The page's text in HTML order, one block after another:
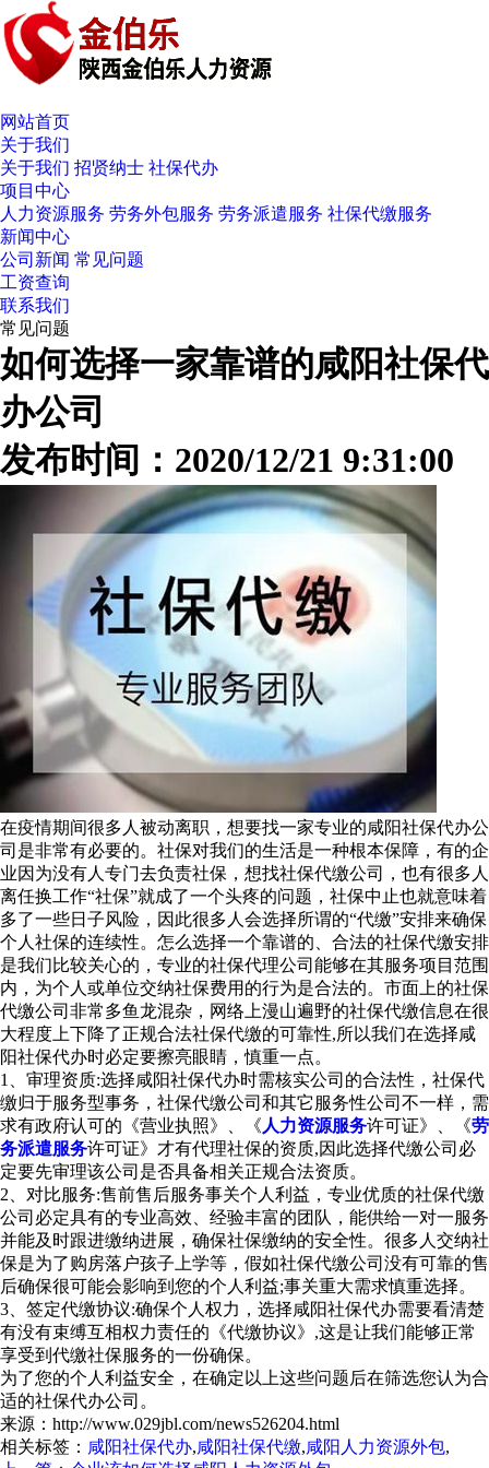
网站首页
关于我们
关于我们 招贤纳士 社保代办
项目中心
人力资源服务 劳务外包服务 劳务派遣服务 社保代缴服务
新闻中心
公司新闻 常见问题
工资查询
联系我们
常见问题
如何选择一家靠谱的咸阳社保代
办公司
发布时间：2020/12/21 9:31:00
在疫情期间很多人被动离职，想要找一家专业的咸阳社保代办公
司是非常有必要的。社保对我们的生活是一种根本保障，有的企
业因为没有人专门去负责社保，想找社保代缴公司，也有很多人
离任换工作“社保”就成了一个头疼的问题，社保中止也就意味着
多了一些日子风险，因此很多人会选择所谓的“代缴”安排来确保
个人社保的连续性。怎么选择一个靠谱的、合法的社保代缴安排
是我们比较关心的，专业的社保代理公司能够在其服务项目范围
内，为个人或单位交纳社保费用的行为是合法的。市面上的社保
代缴公司非常多鱼龙混杂，网络上漫山遍野的社保代缴信息在很
大程度上下降了正规合法社保代缴的可靠性,所以我们在选择咸
阳社保代办时必定要擦亮眼睛，慎重一点。
1、审理资质:选择咸阳社保代办时需核实公司的合法性，社保代
缴归于服务型事务，社保代缴公司和其它服务性公司不一样，需
求有政府认可的《营业执照》、《 人力资源服务许可证》、《劳
务派遣服务许可证》才有代理社保的资质,因此选择代缴公司必
定要先审理该公司是否具备相关正规合法资质。
2、对比服务:售前售后服务事关个人利益，专业优质的社保代缴
公司必定具有的专业高效、经验丰富的团队，能供给一对一服务
并能及时跟进缴纳进展，确保社保缴纳的安全性。很多人交纳社
保是为了购房落户孩子上学等，假如社保代缴公司没有可靠的售
后确保很可能会影响到您的个人利益;事关重大需求慎重选择。
3、签定代缴协议:确保个人权力，选择咸阳社保代办需要看清楚
有没有束缚互相权力责任的《代缴协议》,这是让我们能够正常
享受到代缴社保服务的一份确保。
为了您的个人利益安全，在确定以上这些问题后在筛选您认为合
适的社保代办公司。
来源：http://www.029jbl.com/news526204.html
相关标签： 咸阳社保代办,咸阳社保代缴,咸阳人力资源外包,